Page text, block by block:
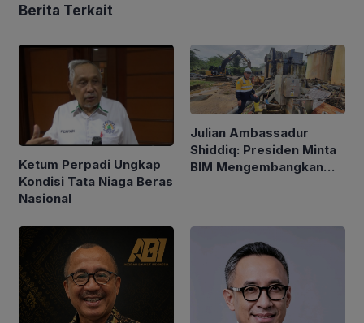
Berita Terkait
Ketum Perpadi Ungkap
Kondisi Tata Niaga Beras
Nasional
Julian Ambassadur
Shiddiq: Presiden Minta
BIM Mengembangkan